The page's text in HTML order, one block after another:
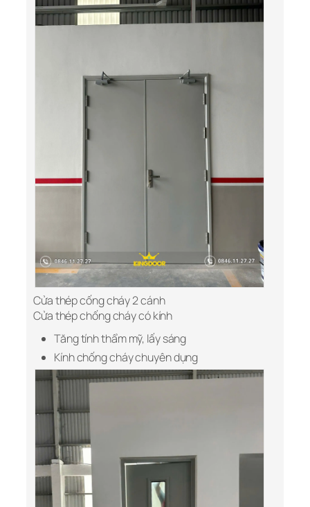
Cửa thép cống cháy 2 cánh
Cửa thép chống cháy có kính
Tăng tính thẩm mỹ, lấy sáng
Kính chống cháy chuyên dụng